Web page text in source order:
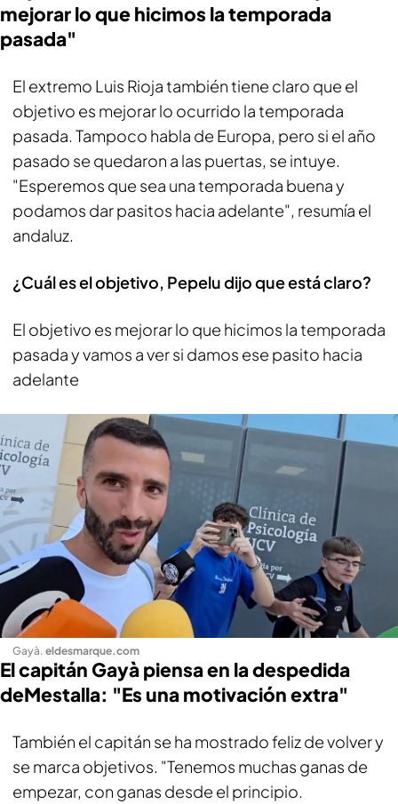
mejorar lo que hicimos la temporada
pasada"
El extremo Luis Rioja también tiene claro que el
objetivo es mejorar lo ocurrido la temporada
pasada. Tampoco habla de Europa, pero si el año
pasado se quedaron a las puertas, se intuye.
"Esperemos que sea una temporada buena y
podamos dar pasitos hacia adelante", resumía el
andaluz.
¿Cuál es el objetivo, Pepelu dijo que está claro?
El objetivo es mejorar lo que hicimos la temporada
pasada y vamos a ver si damos ese pasito hacia
adelante
Gayà. eldesmarque.com
El capitán Gayà piensa en la despedida
deMestalla: "Es una motivación extra"
También el capitán se ha mostrado feliz de volver y
se marca objetivos. "Tenemos muchas ganas de
empezar, con ganas desde el principio.